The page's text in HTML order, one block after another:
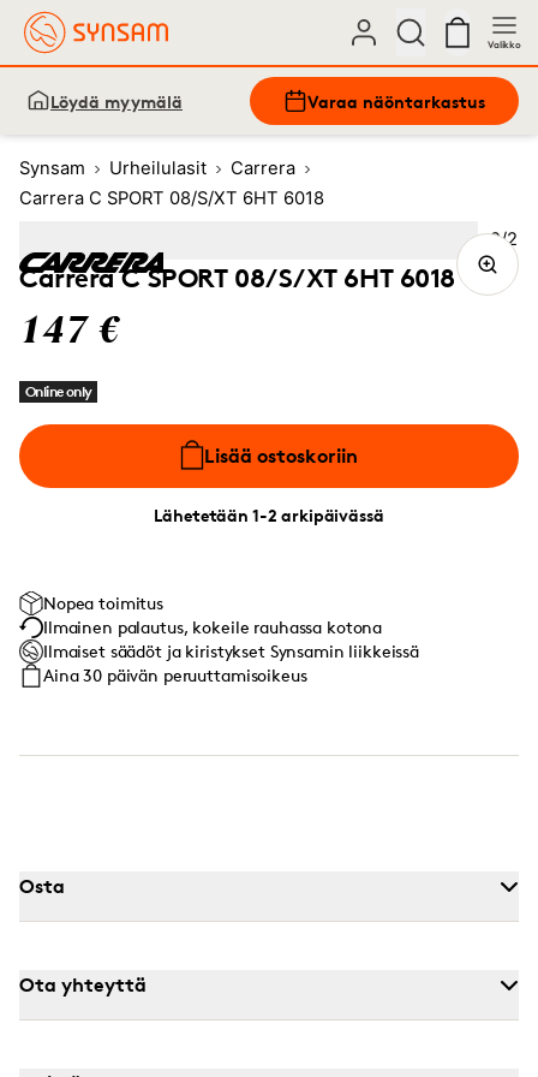
Valikko
Löydä myymälä Varaa näöntarkastus
Synsam Urheilulasit
Carrera
Carrera C SPORT 08/S/XT 6HT 6018
Carrera C SPORT 08/S/XT 6HT 6018
147 €
Online only
Lisää ostoskoriin
Lähetetään 1-2 arkipäivässä
Nopea toimitus
Ilmainen palautus, kokeile rauhassa kotona
Ilmaiset säädöt ja kiristykset Synsamin liikkeissä
Aina 30 päivän peruuttamisoikeus
Kuva
2/2
Image (Current image)
Osta
Ota yhteyttä